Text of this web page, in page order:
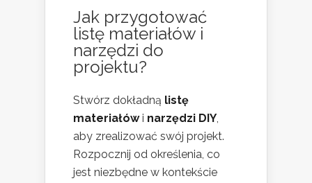
Jak przygotować
listę materiałów i
narzędzi do
projektu?
Stwórz dokładną listę
materiałówi narzędzi DIY,
aby zrealizować swój projekt.
Rozpocznij od określenia, co
jest niezbędne w kontekście